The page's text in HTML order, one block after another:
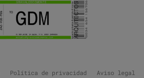
Política de privacidad Aviso legal